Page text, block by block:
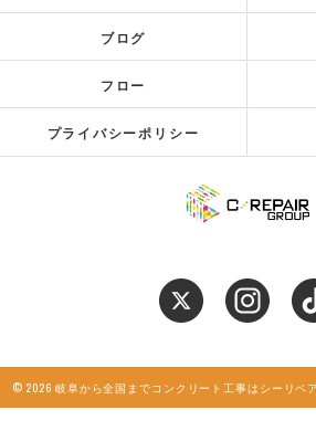
ブログ
フロー
プライバシーポリシー
© 2026 岐阜から全国までコンクリート工事はシーリペアグ